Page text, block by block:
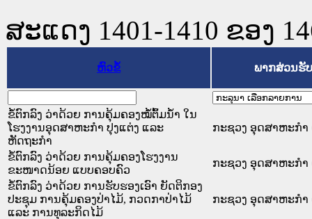
ສະແດງ 1401-1410 ຂອງ
ຫົວຂໍ້ ພາກສ່ວນຮັ
ຂໍ້ຕົກລົງ ວ່າດ້ວຍ ການຄຸ້ມຄອງໝໍ້ຕົ້ມນ້ຳ ໃນ
ໂຮງງານອຸດສາຫະກຳ ປຸງແຕ່ງ ແລະ
ຫັດຖະກຳ
ກະຊວງ ອຸດສາຫະກຳ
ຂໍ້ຕົກລົງ ວ່າດ້ວຍ ການຄຸ້ມຄອງໂຮງງານ
ຂະໜາດນ້ອຍ ແບບຄອບຄົວ
ກະຊວງ ອຸດສາຫະກຳ
ຂໍ້ຕົກລົງ ວ່າດ້ວຍ ການຮັບຮອງເອົາ ຍັດຕິກອງ
ປະຊຸມ ການຄຸ້ມຄອງປ່າໄມ້, ກວດກາປ່າໄມ້
ແລະ ການທຸລະກິດໄມ້
ກະຊວງ ອຸດສາຫະກຳ